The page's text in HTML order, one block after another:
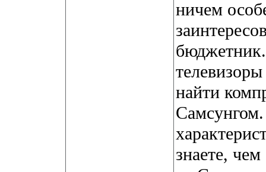
ничем
найти
знаете,